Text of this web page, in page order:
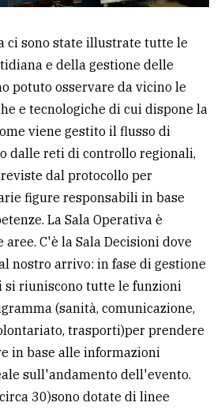
ci sono state illustrate tutte le
e della gestione delle
potuto osservare da vicino le
e tecnologiche di cui dispone la
viene gestito il flusso di
dalle reti di controllo regionali,
dal protocollo per
figure responsabili in base
La Sala Operativa è
C'è la Sala Decisioni dove
nostro arrivo: in fase di gestione
si riuniscono tutte le funzioni
(sanità, comunicazione,
trasporti)per prendere
in base alle informazioni
sull'andamento dell'evento.
30)sono dotate di linee